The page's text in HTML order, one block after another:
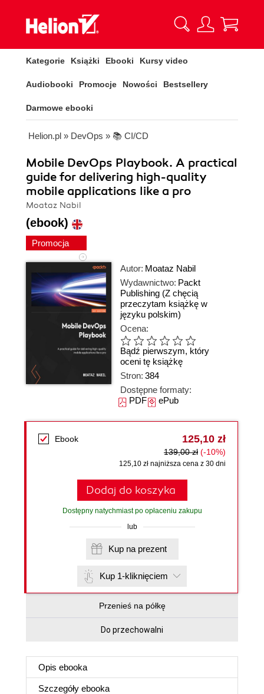
Kategorie Książki Ebooki Kursy video
Audiobooki Promocje Nowości Bestsellery
Darmowe ebooki
Helion.pl » DevOps » 📚 CI/CD
Mobile DevOps Playbook. A practical
guide for delivering high-quality
mobile applications like a pro
Moataz Nabil
(ebook)
Promocja
Autor: Moataz Nabil
Wydawnictwo: Packt
Publishing (Z chęcią
przeczytam książkę w
języku polskim)
Ocena:
Bądź pierwszym, który
oceni tę książkę
Stron: 384
Dostępne formaty:
PDFePub
Ebook 125,10 zł
139,00 zł (-10%)
125,10 zł najniższa cena z 30 dni
Dodaj do koszyka
Dostępny natychmiast po opłaceniu zakupu
lub
Kup na prezent
Kup 1-kliknięciem
Przenieś na półkę
Do przechowalni
Opis ebooka
Szczegóły ebooka